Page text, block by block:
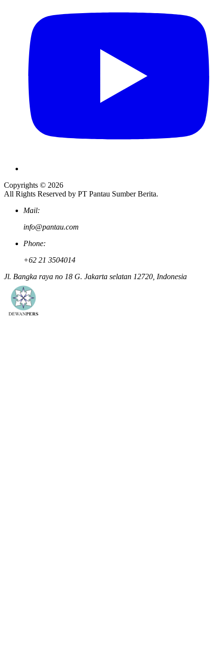
Copyrights © 2026
All Rights Reserved by PT Pantau Sumber Berita.
Mail:
info@pantau.com
Phone:
+62 21 3504014
Jl. Bangka raya no 18 G. Jakarta selatan 12720, Indonesia